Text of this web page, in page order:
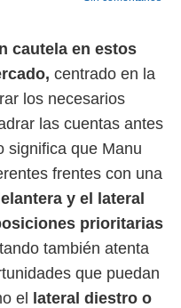
cautela en estos
centrado en la
los necesarios
las cuentas antes
significa que Manu
frentes con una
y el lateral
prioritarias
también atenta
que puedan
el
lateral diestro o